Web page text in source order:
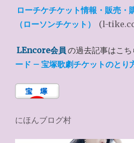
ローチケチケット情報・販売・
（ローソンチケット）
(l-
LEncore会員 の過去記事は
ード – 宝塚歌劇チケットのとり
にほんブログ村